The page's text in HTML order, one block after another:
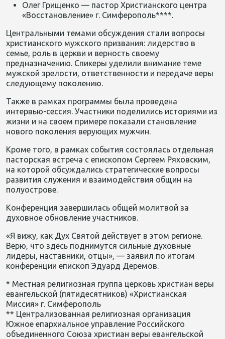
Олег Грищенко — пастор Христианского центра
«Восстановление» г. Симферополь****.
Центральными темами обсуждения стали вопросы
христианского мужского призвания: лидерство в
семье, роль в церкви и верность своему
предназначению. Спикеры уделили внимание теме
мужской зрелости, ответственности и передаче веры
следующему поколению.
Также в рамках программы была проведена
интервью-сессия. Участники поделились историями из
жизни и на своем примере показали становление
нового поколения верующих мужчин.
Кроме того, в рамках события состоялась отдельная
пасторская встреча с епископом Сергеем Ряховским,
на которой обсуждались стратегические вопросы
развития служения и взаимодействия общин на
полуострове.
Конференция завершилась общей молитвой за
духовное обновление участников.
«Я вижу, как Дух Святой действует в этом регионе.
Верю, что здесь поднимутся сильные духовные
лидеры, наставники, отцы», — заявил по итогам
конференции епископ Эдуард Деремов.
* Местная религиозная группа церковь христиан веры
евангельской (пятидесятников) «Христианская
Миссия» г. Симферополь
** Централизованная религиозная организация
Южное епархиальное управление Российского
объединенного Союза христиан веры евангельской